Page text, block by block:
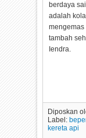
berdaya
adalah
tambah
Iendra.
Diposkan
Label:
kereta api